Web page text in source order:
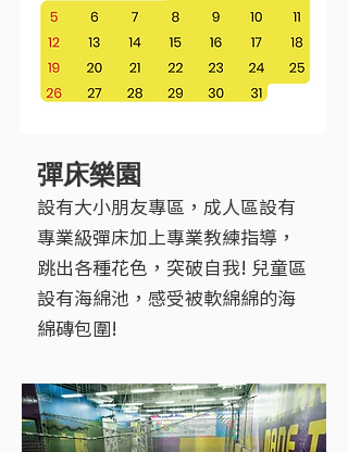
彈床樂園
設有大小朋友專區，成人區設有
專業級彈床加上專業教練指導，
跳出各種花色，突破自我! 兒童區
設有海綿池，感受被軟綿綿的海
綿磚包圍!